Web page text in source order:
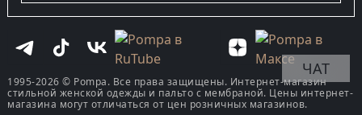
1995-2026 © Pompa. Все права защищены. Интернет-магазин
стильной женской одежды и пальто с мембраной. Цены интернет-
магазина могут отличаться от цен розничных магазинов.
ЧАТ